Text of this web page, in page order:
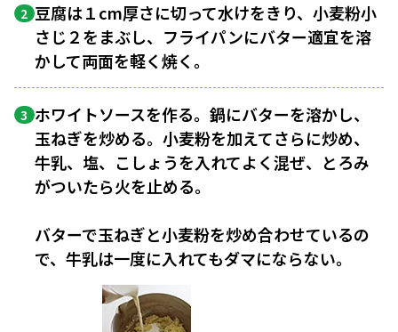
2 豆腐は１cm厚さに切って水けをきり、小麦粉小
さじ２をまぶし、フライパンにバター適宜を溶
かして両面を軽く焼く。
3 ホワイトソースを作る。鍋にバターを溶かし、
玉ねぎを炒める。小麦粉を加えてさらに炒め、
牛乳、塩、こしょうを入れてよく混ぜ、とろみ
がついたら火を止める。
バターで玉ねぎと小麦粉を炒め合わせているの
で、牛乳は一度に入れてもダマにならない。